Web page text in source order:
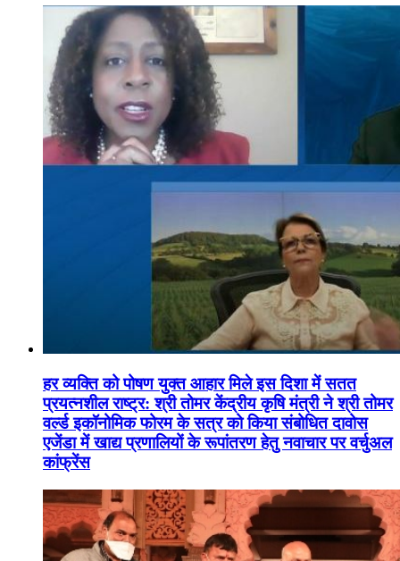
हर व्यक्ति को पोषण युक्त आहार मिले इस दिशा में सतत
प्रयत्नशील राष्ट्र: श्री तोमर केंद्रीय कृषि मंत्री ने श्री तोमर
वर्ल्ड इकॉनोमिक फोरम के सत्र को किया संबोधित दावोस
एजेंडा में खाद्य प्रणालियों के रूपांतरण हेतु नवाचार पर वर्चुअल
कांफ्रेंस